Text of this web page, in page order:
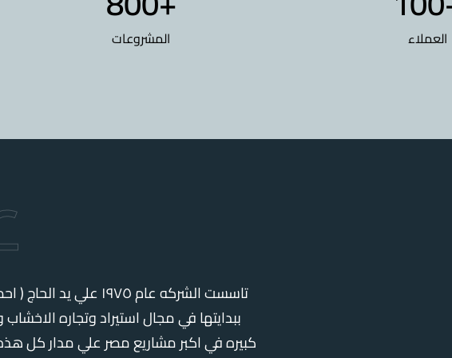
العملاء المشروعات
تاسست الشركه عام
ببدايتها في مجال استيراد وتجاره
كبيره في اكبر مشاريع مصر علي مدار كل